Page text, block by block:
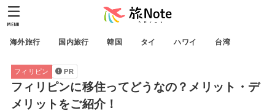
海外旅行 国内旅行 韓国 タイ ハワイ 台湾
MENU
フィリピン PR
フィリピンに移住ってどうなの？メリット・デ
メリットをご紹介！